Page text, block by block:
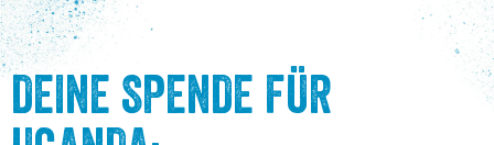
DEINE SPENDE FÜR